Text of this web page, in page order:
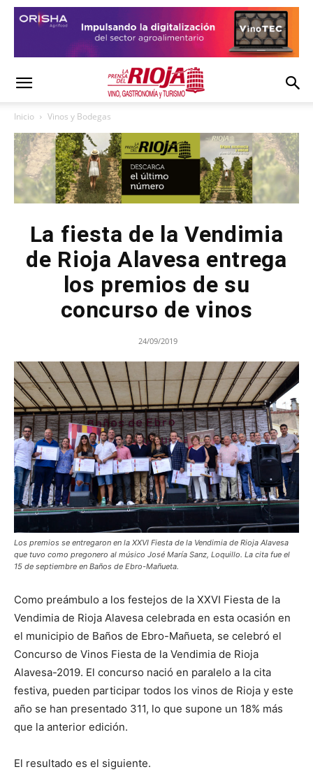
Inicio Vinos y Bodegas
La fiesta de la Vendimia
de Rioja Alavesa entrega
los premios de su
concurso de vinos
24/09/2019
Los premios se entregaron en la XXVI Fiesta de la Vendimia de Rioja Alavesa
que tuvo como pregonero al músico José María Sanz, Loquillo. La cita fue el
15 de septiembre en Baños de Ebro-Mañueta.
Como preámbulo a los festejos de la XXVI Fiesta de la
Vendimia de Rioja Alavesa celebrada en esta ocasión en
el municipio de Baños de Ebro-Mañueta, se celebró el
Concurso de Vinos Fiesta de la Vendimia de Rioja
Alavesa-2019. El concurso nació en paralelo a la cita
festiva, pueden participar todos los vinos de Rioja y este
año se han presentado 311, lo que supone un 18% más
que la anterior edición.
El resultado es el siguiente.